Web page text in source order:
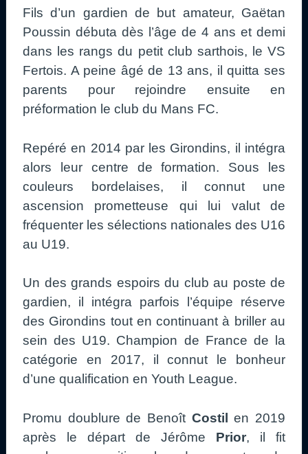
Fils d’un gardien de but amateur, Gaëtan
Poussin débuta dès l’âge de 4 ans et demi
dans les rangs du petit club sarthois, le VS
Fertois. A peine âgé de 13 ans, il quitta ses
parents pour rejoindre ensuite en
préformation le club du Mans FC.
Repéré en 2014 par les Girondins, il intégra
alors leur centre de formation. Sous les
couleurs bordelaises, il connut une
ascension prometteuse qui lui valut de
fréquenter les sélections nationales des U16
au U19.
Un des grands espoirs du club au poste de
gardien, il intégra parfois l’équipe réserve
des Girondins tout en continuant à briller au
sein des U19. Champion de France de la
catégorie en 2017, il connut le bonheur
d’une qualification en Youth League.
Promu doublure de Benoît Costilen 2019
après le départ de Jérôme Prior, il fit